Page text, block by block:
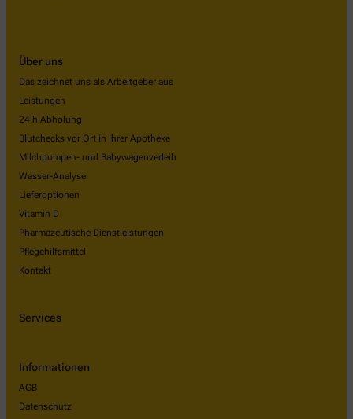
Über uns
Das zeichnet uns als Arbeitgeber aus
Leistungen
24 h Abholung
Blutchecks vor Ort in Ihrer Apotheke
Milchpumpen- und Babywagenverleih
Wasser-Analyse
Lieferoptionen
Vitamin D
Pharmazeutische Dienstleistungen
Pflegehilfsmittel
Kontakt
Services
Informationen
AGB
Datenschutz